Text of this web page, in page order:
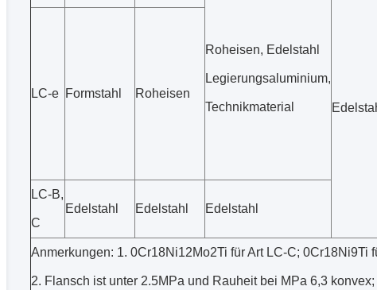
Roheisen, Edelstahl
Legierungsaluminium,
Technikmaterial
LC-e Formstahl Roheisen
LC-B,
C
Edelstahl Edelstahl Edelstahl
Anmerkungen: 1. 0Cr18Ni12Mo2Ti für Art LC-C; 0Cr18Ni9Ti
2. Flansch ist unter 2.5MPa und Rauheit bei MPa 6,3